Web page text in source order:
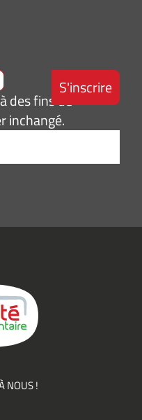
des fins de
inchangé.
NOUS !